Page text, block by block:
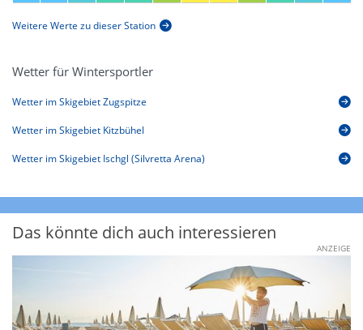
Weitere Werte zu dieser Station
Wetter für Wintersportler
Wetter im Skigebiet Zugspitze
Wetter im Skigebiet Kitzbühel
Wetter im Skigebiet Ischgl (Silvretta Arena)
Das könnte dich auch interessieren
ANZEIGE